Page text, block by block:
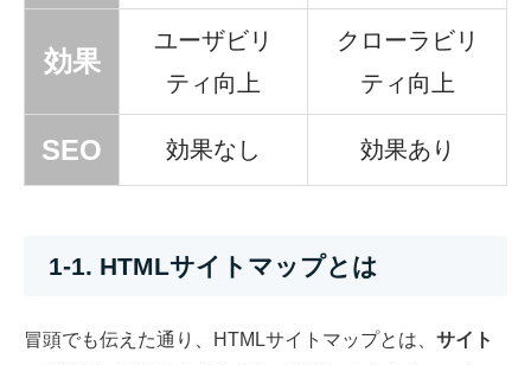
効果
ユーザビリ
ティ向上
クローラビリ
ティ向上
SEO 効果なし 効果あり
1-1. HTMLサイトマップとは
冒頭でも伝えた通り、HTMLサイトマップとは、 サイト